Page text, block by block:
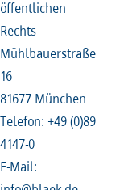
öffentlichen
Rechts
Mühlbauerstraße
16
81677 München
Telefon: +49 (0)89
4147-0
E-Mail: